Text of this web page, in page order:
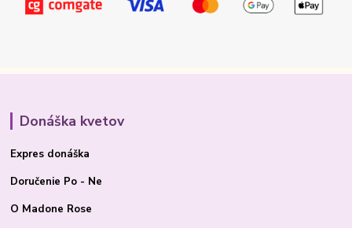
Donáška kvetov
Expres donáška
Doručenie Po - Ne
O Madone Rose